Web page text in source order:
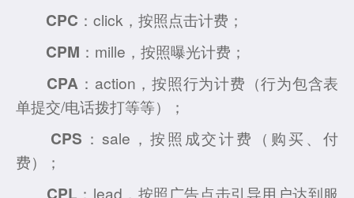
CPC ：click，按照点击计费；
CPM ：mille，按照曝光计费；
CPA ：action，按照行为计费（行为包含表
单提交/电话拨打等等）；
CPS ：sale，按照成交计费（购买、付
费）；
CPL ：lead，按照广告点击引导用户达到服